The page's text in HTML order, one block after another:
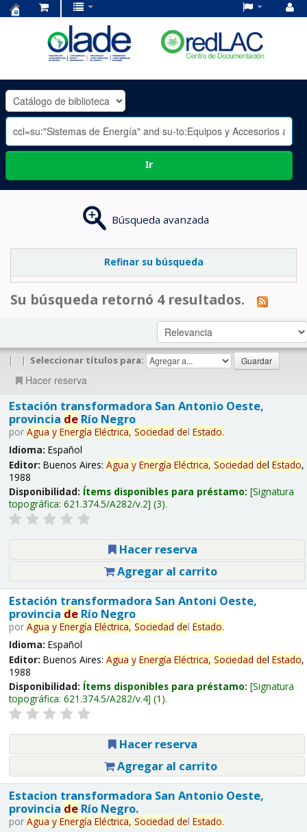
OLADE
-
Ir
Búsqueda avanzada
Refinar su búsqueda
Su búsqueda retornó 4 resultados.
| | Seleccionar títulos para:
Hacer reserva
Estación transformadora San Antonio Oeste,
provincia deRío Negro
por Agua y Energía Eléctrica, Sociedad del Estado.
Idioma: Español
Editor: Buenos Aires: Agua y Energía Eléctrica, Sociedad del Estado,
1988
Disponibilidad: Ítems disponibles para préstamo: Signatura
topográfica: 621.374.5/A282/v.2 (3).
Hacer reserva
Agregar al carrito
Estación transformadora San Antoni Oeste,
provincia deRío Negro
por Agua y Energía Eléctrica, Sociedad del Estado.
Idioma: Español
Editor: Buenos Aires: Agua y Energía Eléctrica, Sociedad del Estado,
1988
Disponibilidad: Ítems disponibles para préstamo: Signatura
topográfica: 621.374.5/A282/v.4 (1).
Hacer reserva
Agregar al carrito
Estacion transformadora San Antonio Oeste,
provincia deRío Negro.
por Agua y Energía Eléctrica, Sociedad del Estado.